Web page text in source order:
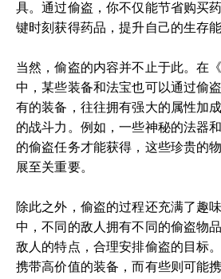
具。通过偷盗，你不仅能节省购买
键时刻获得药品，提升自己的生存能
当然，偷盗的内容并不止于此。在
中，某些装备和法宝也可以通过偷
有的装备，往往拥有强大的属性加
的战斗力。例如，一些神秘的法器
的偷盗任务才能获得，这些珍贵的
展至关重要。
除此之外，偷盗的过程还充满了趣
中，不同的敌人拥有不同的偷盗物
敌人的特点，合理安排偷盗的目标
携带高价值的装备，而有些则可能